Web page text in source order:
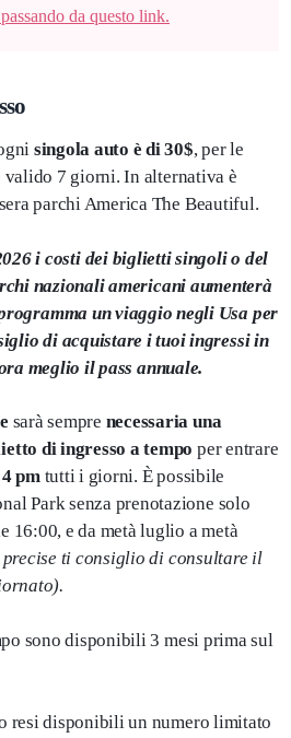
da questo link.
singola auto è di 30$, per le
7 giorni. In alternativa è
parchi America The Beautiful.
i costi dei biglietti singoli o del
nazionali americani aumenterà
un viaggio negli Usa per
di acquistare i tuoi ingressi in
meglio il pass annuale.
sarà sempre necessaria una
di ingresso a tempo per entrare
pmtutti i giorni. È possibile
Park senza prenotazione solo
16:00, e da metà luglio a metà
ti consiglio di consultare il
sono disponibili 3 mesi prima sul
resi disponibili un numero limitato